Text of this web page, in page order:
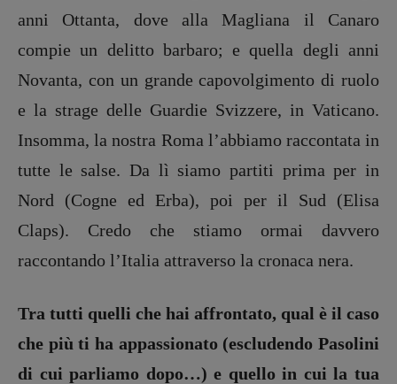
Walter Catalano ,Giuseppe Costigliola,
Anna da Re ,Roberto Derobertis, Elio
Marcoli ,Elisabetta Michielin ,Nicole
Spallina,Roberto Sturm,Tania Tonin
CONTATTI
Case editrici e coordinamento
Elio Grasso[eliovoyager@gmail.com]
Coordinamento Primo Piano:
[michielin.elisabetta@gmail.com]
Anna da Re
Coordinamento Fumetti:
Fabio Malagnini
anni Ottanta, dove alla Magliana il Canaro
compie un delitto barbaro; e quella degli anni
Novanta, con un grande capovolgimento di ruolo
e la strage delle Guardie Svizzere, in Vaticano.
Insomma, la nostra Roma l’abbiamo raccontata in
tutte le salse. Da lì siamo partiti prima per in
Nord (Cogne ed Erba), poi per il Sud (Elisa
Claps). Credo che stiamo ormai davvero
raccontando l’Italia attraverso la cronaca nera.
Tra tutti quelli che hai affrontato, qual è il caso
che più ti ha appassionato (escludendo Pasolini
di cui parliamo dopo…) e quello in cui la tua